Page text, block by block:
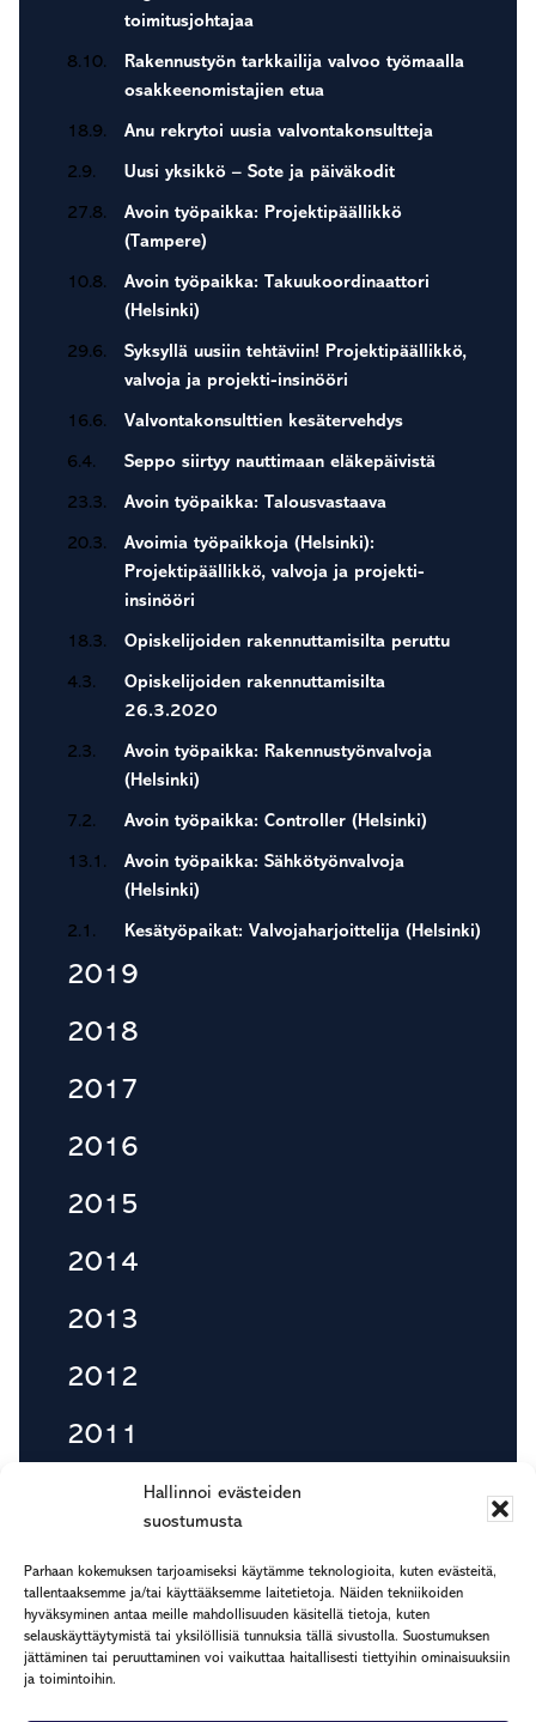
Hallinnoi evästeiden
suostumusta
Parhaan kokemuksen tarjoamiseksi käytämme teknologioita, kuten evästeitä,
tallentaaksemme ja/tai käyttääksemme laitetietoja. Näiden tekniikoiden
hyväksyminen antaa meille mahdollisuuden käsitellä tietoja, kuten
selauskäyttäytymistä tai yksilöllisiä tunnuksia tällä sivustolla. Suostumuksen
jättäminen tai peruuttaminen voi vaikuttaa haitallisesti tiettyihin ominaisuuksiin
ja toimintoihin.
toimitusjohtajaa
8.10.
Rakennustyön tarkkailija valvoo työmaalla
osakkeenomistajien etua
18.9. Anu rekrytoi uusia valvontakonsultteja
2.9. Uusi yksikkö – Sote ja päiväkodit
27.8.
Avoin työpaikka: Projektipäällikkö
(Tampere)
10.8.
Avoin työpaikka: Takuukoordinaattori
(Helsinki)
29.6.
Syksyllä uusiin tehtäviin! Projektipäällikkö,
valvoja ja projekti-insinööri
16.6. Valvontakonsulttien kesätervehdys
6.4. Seppo siirtyy nauttimaan eläkepäivistä
23.3. Avoin työpaikka: Talousvastaava
20.3.
Avoimia työpaikkoja (Helsinki):
Projektipäällikkö, valvoja ja projekti-
insinööri
18.3. Opiskelijoiden rakennuttamisilta peruttu
4.3.
Opiskelijoiden rakennuttamisilta
26.3.2020
2.3.
Avoin työpaikka: Rakennustyönvalvoja
(Helsinki)
7.2. Avoin työpaikka: Controller (Helsinki)
13.1.
Avoin työpaikka: Sähkötyönvalvoja
(Helsinki)
2.1. Kesätyöpaikat: Valvojaharjoittelija (Helsinki)
2019
2018
2017
2016
2015
2014
2013
2012
2011
Footer
etu.suku@rapp.fi
puh. 044 7799 277
Rekisteri- ja tietosuojaseloste